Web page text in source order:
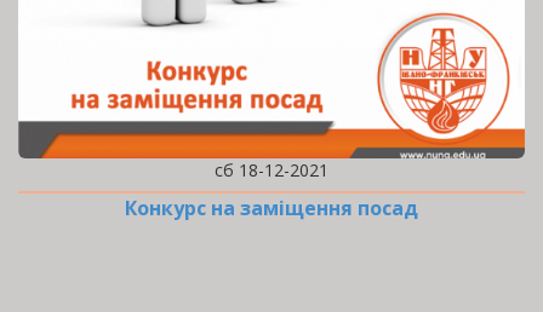
сб 18-12-2021
Конкурс на заміщення посад